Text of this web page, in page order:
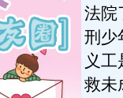
法院
刑少
义
救未